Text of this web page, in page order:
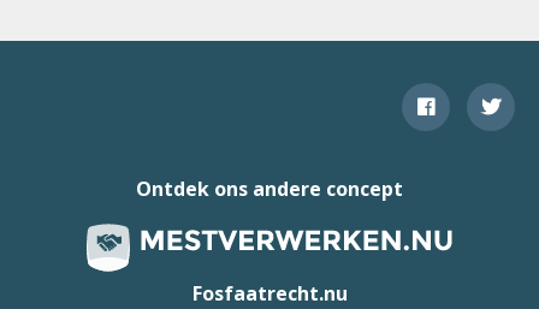
Fosfaatrecht.nu
Ontdek ons andere concept